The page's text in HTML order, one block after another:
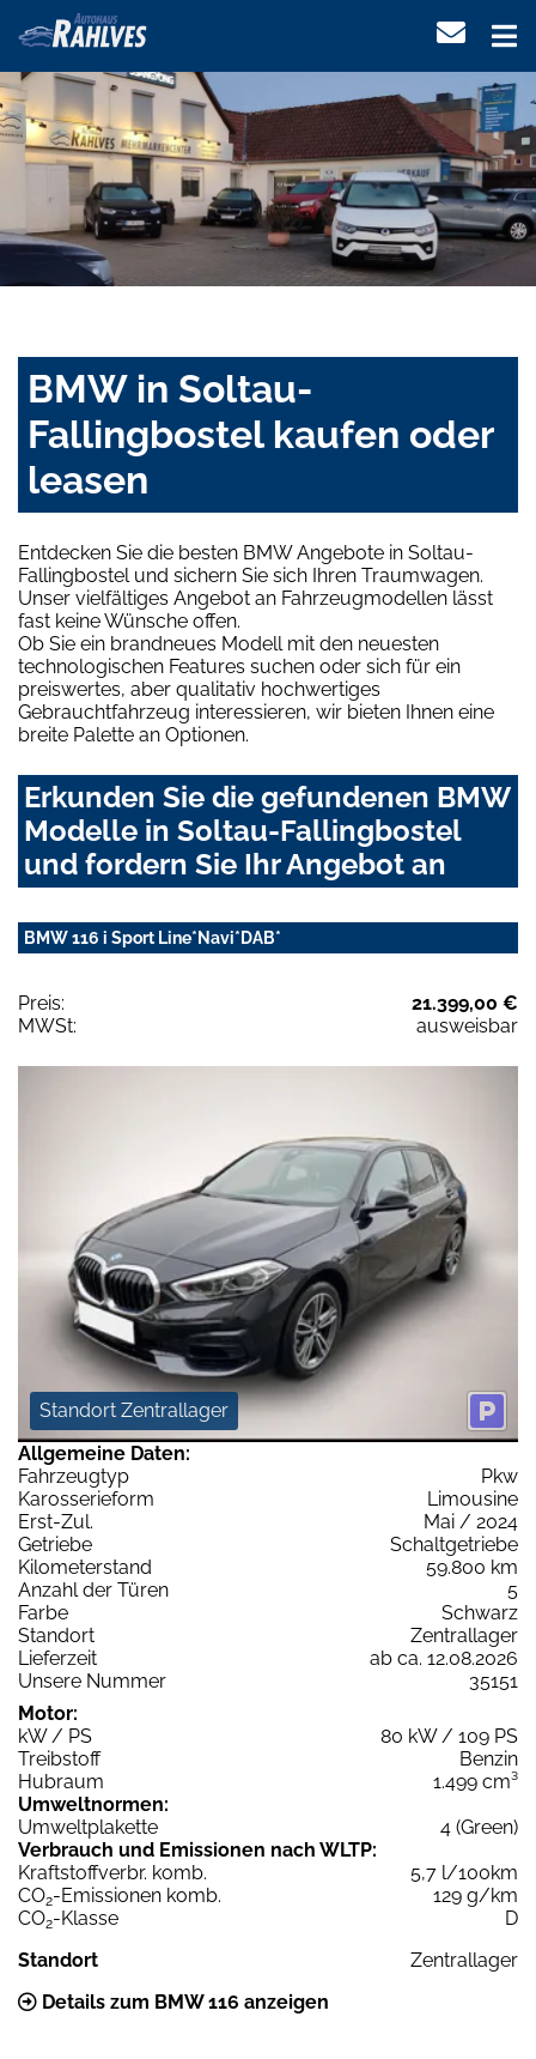
BMW in Soltau-
Fallingbostel kaufen oder
leasen
Entdecken Sie die besten BMW Angebote in Soltau-
Fallingbostel und sichern Sie sich Ihren Traumwagen.
Unser vielfältiges Angebot an Fahrzeugmodellen lässt
fast keine Wünsche offen.
Ob Sie ein brandneues Modell mit den neuesten
technologischen Features suchen oder sich für ein
preiswertes, aber qualitativ hochwertiges
Gebrauchtfahrzeug interessieren, wir bieten Ihnen eine
breite Palette an Optionen.
Erkunden Sie die gefundenen BMW
Modelle in Soltau-Fallingbostel
und fordern Sie Ihr Angebot an
BMW 116 i Sport Line*Navi*DAB*
Preis:
21.399,00 €
MWSt:
ausweisbar
Standort Zentrallager
Allgemeine Daten:
Fahrzeugtyp
Pkw
Karosserieform
Limousine
Erst-Zul.
Mai / 2024
Getriebe
Schaltgetriebe
Kilometerstand
59.800 km
Anzahl der Türen
5
Farbe
Schwarz
Standort
Zentrallager
Lieferzeit
ab ca. 12.08.2026
Unsere Nummer
35151
Motor:
kW / PS
80 kW / 109 PS
Treibstoff
Benzin
Hubraum
1.499 cm³
Umweltnormen:
Umweltplakette
4 (Green)
Verbrauch und Emissionen nach WLTP:
Kraftstoffverbr. komb.
5,7 l/100km
CO2-Emissionen komb.
129 g/km
CO2-Klasse
D
Standort
Zentrallager
Details zum BMW 116 anzeigen